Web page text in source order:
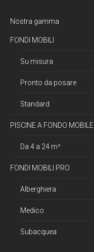
Nostra gamma
FONDI MOBILI
Su misura
Pronto da posare
Standard
PISCINE A FONDO MOBILE
Da 4 a 24 m²
FONDI MOBILI PRO
Alberghiera
Medico
Subacquea